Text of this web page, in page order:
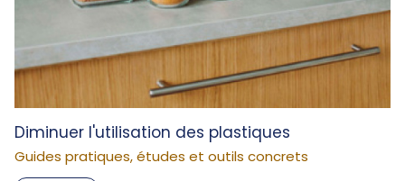
Diminuer l'utilisation des plastiques
Guides pratiques, études et outils concrets